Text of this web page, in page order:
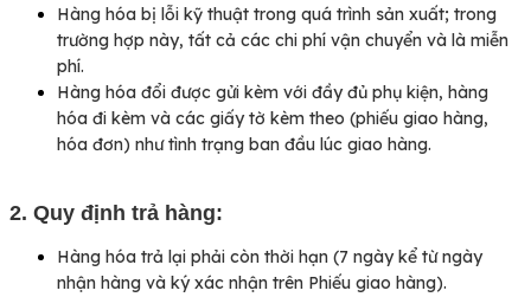
Hàng hóa bị lỗi kỹ thuật trong quá trình sản xuất; trong
trường hợp này, tất cả các chi phí vận chuyển và là miễn
phí.
Hàng hóa đổi được gửi kèm với đầy đủ phụ kiện, hàng
hóa đi kèm và các giấy tờ kèm theo (phiếu giao hàng,
hóa đơn) như tình trạng ban đầu lúc giao hàng.
2. Quy định trả hàng:
Hàng hóa trả lại phải còn thời hạn (7 ngày kể từ ngày
nhận hàng và ký xác nhận trên Phiếu giao hàng).